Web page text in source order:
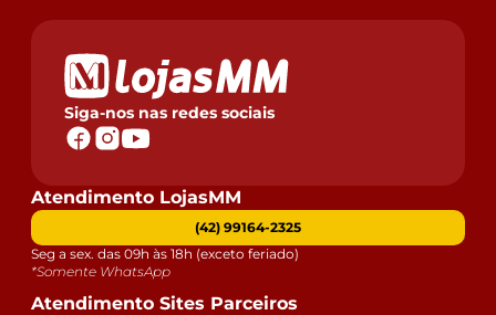
Siga-nos nas redes sociais
Atendimento LojasMM
(42) 99164-2325
Seg a sex. das 09h às 18h (exceto feriado)
*Somente WhatsApp
Atendimento Sites Parceiros